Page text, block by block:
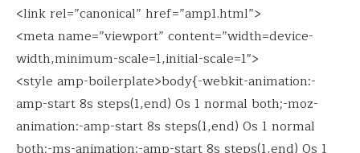
<link rel=”canonical” href=”amp1.html”>
<meta name=”viewport” content=”width=device-
width,minimum-scale=1,initial-scale=1″>
<style amp-boilerplate>body{-webkit-animation:-
amp-start 8s steps(1,end) 0s 1 normal both;-moz-
animation:-amp-start 8s steps(1,end) 0s 1 normal